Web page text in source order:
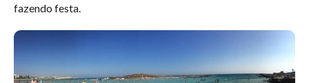
fazendo festa.